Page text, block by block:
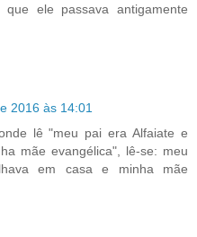
ele passava antigamente
2016 às 14:01
lê "meu pai era Alfaiate e
mãe evangélica", lê-se: meu
em casa e minha mãe